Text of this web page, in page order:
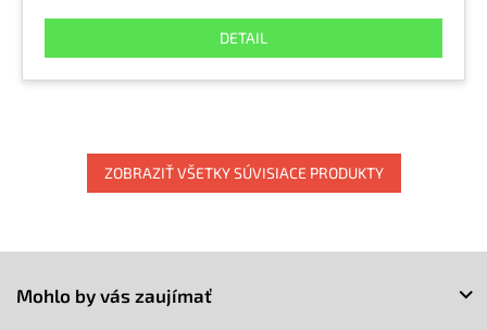
DETAIL
ZOBRAZIŤ VŠETKY SÚVISIACE PRODUKTY
Mohlo by vás zaujímať